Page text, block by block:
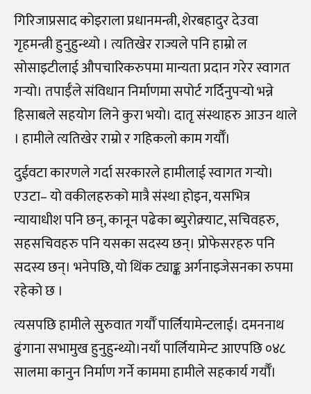
गिरिजाप्रसाद कोइराला प्रधानमन्त्री, शेरबहादुर देउवा
गृहमन्त्री हुनुहुन्थ्यो । त्यतिखेर राज्यले पनि हाम्रो ल
सोसाइटीलाई औपचारिकरुपमा मान्यता प्रदान गरेर स्वागत
गर्‍यो। तपाईँले संविधान निर्माणमा सपोर्ट गर्दिनुपर्‍यो भन्ने
हिसाबले सहयोग लिने कुरा भयो। दातृ संस्थाहरु आउन थाले
। हामीले त्यतिखेर राम्रो र गहिकलो काम गर्यौँ।
दुईवटा कारणले गर्दा सरकारले हामीलाई स्वागत गर्‍यो।
एउटा– यो वकीलहरुको मात्रै संस्था होइन, यसभित्र
न्यायाधीश पनि छन्, कानून पढेका ब्युरोक्र्याट, सचिवहरु,
सहसचिवहरु पनि यसका सदस्य छन्। प्रोफेसरहरु पनि
सदस्य छन्। भनेपछि, यो थिंक ट्याङ्क अर्गनाइजेसनका रुपमा
रहेको छ ।
त्यसपछि हामीले सुरुवात गर्यौँ पार्लियामेन्टलाई। दमननाथ
ढुंगाना सभामुख हुनुहुन्थ्यो।नयाँ पार्लियामेन्ट आएपछि ०४८
सालमा कानुन निर्माण गर्ने काममा हामीले सहकार्य गर्यौँ।